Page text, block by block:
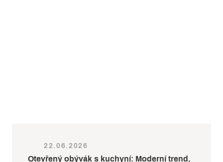
22.06.2026
Otevřený obývák s kuchyní: Moderní trend,